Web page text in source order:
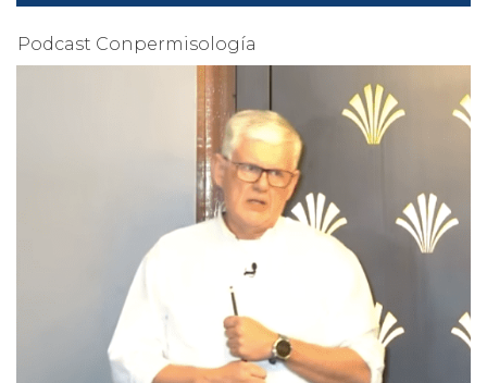
Podcast Conpermisología